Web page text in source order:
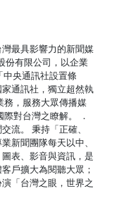
最具影響力的新聞媒
份有限公司，以企業
央通訊社設置條
通訊社，獨立超然執
務，服務大眾傳播媒
對台灣之瞭解。 ．
流。 秉持「正確、
新聞團隊每天以中、
表、影音與資訊，是
戶擴大為閱聽大眾；
「台灣之眼，世界之